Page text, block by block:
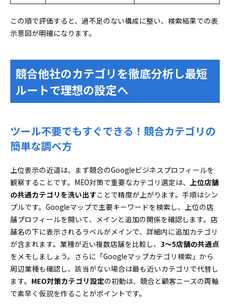
この順で評価すると、過不足のない構成に整い、検索結果での表
示意図が明確になります。
競合他社のカテゴリを徹底分析し最短
ルートで理想の設定へ
ツール不要でもすぐできる！競合カテゴリの
簡単な調べ方
上位表示の近道は、まず競合のGoogleビジネスプロフィールを
観察することです。MEO対策で重要なカテゴリ選定は、 上位店舗
の共通カテゴリを洗い出すことで精度が上がります。手順はシン
プルです。Googleマップで主要キーワードを検索し、上位の店
舗プロフィールを開いて、メインと追加の関係を確認します。店
舗名の下に表示されるラベルがメインで、詳細内に追加カテゴリ
が含まれます。業種が近い複数店舗を比較し、 3〜5店舗の共通点
をメモしましょう。さらに「Googleマップカテゴリ検索」から
周辺業種も確認し、該当がない場合は最も近いカテゴリで代替し
ます。 MEO対策カテゴリ設定の初動は、競合と顧客ニーズの両軸
で素早く仮説を作ることがポイントです。